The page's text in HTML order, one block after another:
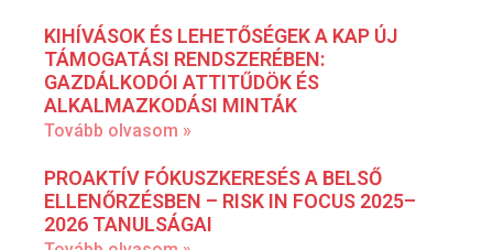
KIHÍVÁSOK ÉS LEHETŐSÉGEK A KAP ÚJ
TÁMOGATÁSI RENDSZERÉBEN:
GAZDÁLKODÓI ATTITŰDÖK ÉS
ALKALMAZKODÁSI MINTÁK
Tovább olvasom »
PROAKTÍV FÓKUSZKERESÉS A BELSŐ
ELLENŐRZÉSBEN – RISK IN FOCUS 2025–
2026 TANULSÁGAI